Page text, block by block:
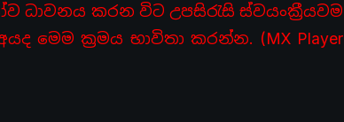
කරන විට උපසිරැසි ස්වයංක්‍රීයවම
ක්‍රමය භාවිතා කරන්න. (MX Player